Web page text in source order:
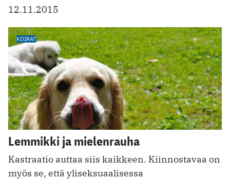
12.11.2015
KOIRAT
Lemmikki ja mielenrauha
Kastraatio auttaa siis kaikkeen. Kiinnostavaa on
myös se, että yliseksuaalisessa